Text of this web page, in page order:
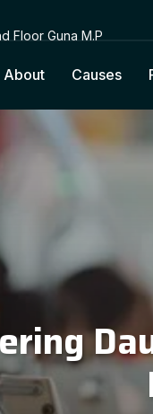
Floor Guna M.P
About Causes